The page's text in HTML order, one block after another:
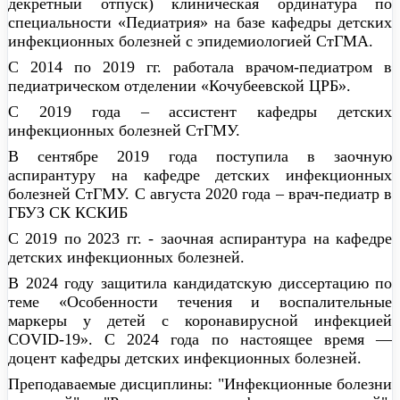
ответственный секретарь Экспертной группы
территориальной аттестационной комиссии, член
советов СтГМУ − Ученого, диссертационного,
научно-координационного, координационно-
методического, ученого совета педиатрического
факультета, проблемной комиссии «Охрана здоровья
женщин и детей».
Имеет награды: Почетная грамота МЗ РФ. Почетная
грамота Губернатора СК, Почетная грамота МЗ СК.
Почетная грамота Думы СК. Почетные грамоты
ректора СтГМА/СтГМУ. Медаль «За вклад в научную
деятельность», СтГМУ.
Преподаваемые дисциплины: " Инфекционные
болезни у детей", "Региональные инфекции у детей",
"Нейроинфекции у детей".
специальности «Педиатрия» на базе кафедры детских
инфекционных болезней с эпидемиологией СтГМА.
С 2014 по 2019 гг. работала врачом-педиатром в
педиатрическом отделении «Кочубеевской ЦРБ».
С 2019 года – ассистент кафедры детских
инфекционных болезней СтГМУ.
В сентябре 2019 года поступила в заочную
аспирантуру на кафедре детских инфекционных
болезней СтГМУ. С августа 2020 года – врач-педиатр в
ГБУЗ СК КСКИБ
С 2019 по 2023 гг. - заочная аспирантура на кафедре
детских инфекционных болезней.
В 2024 году защитила кандидатскую диссертацию по
теме «Особенности течения и воспалительные
маркеры у детей с коронавирусной инфекцией
COVID-19». С 2024 года по настоящее время —
доцент кафедры детских инфекционных болезней.
Преподаваемые дисциплины: "Инфекционные болезни